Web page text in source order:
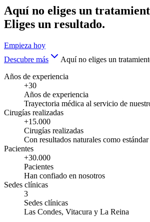
Aquí no eliges un
Eliges un resultado.
Empieza hoy
Descubre más
Aquí no eliges un
Años de experiencia
+30
Años de experiencia
Trayectoria médica al servicio de
Cirugías realizadas
+15.000
Cirugías realizadas
Con resultados naturales como estándar
Pacientes
+30.000
Pacientes
Han confiado en nosotros
Sedes clínicas
3
Sedes clínicas
Las Condes, Vitacura y La Reina